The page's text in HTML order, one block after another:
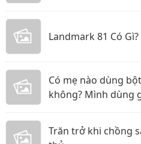
Landmark 81 Có
Có mẹ nào dùng
không? Mình dùng
Trăn trở khi chồng